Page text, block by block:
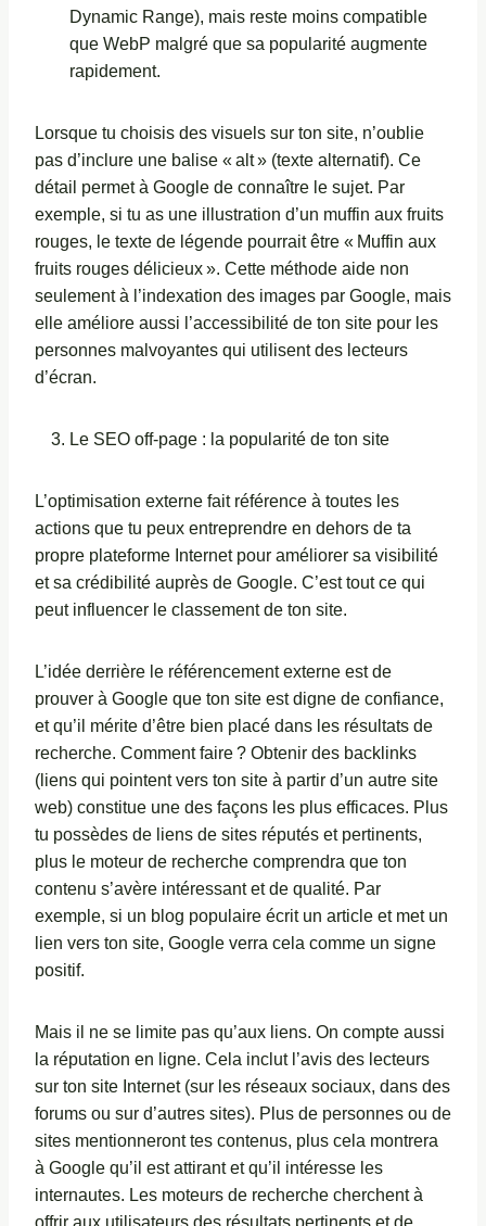
Dynamic Range), mais reste moins compatible
que WebP malgré que sa popularité augmente
rapidement.
Lorsque tu choisis des visuels sur ton site, n’oublie
pas d’inclure une balise « alt » (texte alternatif). Ce
détail permet à Google de connaître le sujet. Par
exemple, si tu as une illustration d’un muffin aux fruits
rouges, le texte de légende pourrait être « Muffin aux
fruits rouges délicieux ». Cette méthode aide non
seulement à l’indexation des images par Google, mais
elle améliore aussi l’accessibilité de ton site pour les
personnes malvoyantes qui utilisent des lecteurs
d’écran.
Le SEO off-page : la popularité de ton site
L’optimisation externe fait référence à toutes les
actions que tu peux entreprendre en dehors de ta
propre plateforme Internet pour améliorer sa visibilité
et sa crédibilité auprès de Google. C’est tout ce qui
peut influencer le classement de ton site.
L’idée derrière le référencement externe est de
prouver à Google que ton site est digne de confiance,
et qu’il mérite d’être bien placé dans les résultats de
recherche. Comment faire ? Obtenir des backlinks
(liens qui pointent vers ton site à partir d’un autre site
web) constitue une des façons les plus efficaces. Plus
tu possèdes de liens de sites réputés et pertinents,
plus le moteur de recherche comprendra que ton
contenu s’avère intéressant et de qualité. Par
exemple, si un blog populaire écrit un article et met un
lien vers ton site, Google verra cela comme un signe
positif.
Mais il ne se limite pas qu’aux liens. On compte aussi
la réputation en ligne. Cela inclut l’avis des lecteurs
sur ton site Internet (sur les réseaux sociaux, dans des
forums ou sur d’autres sites). Plus de personnes ou de
sites mentionneront tes contenus, plus cela montrera
à Google qu’il est attirant et qu’il intéresse les
internautes. Les moteurs de recherche cherchent à
offrir aux utilisateurs des résultats pertinents et de